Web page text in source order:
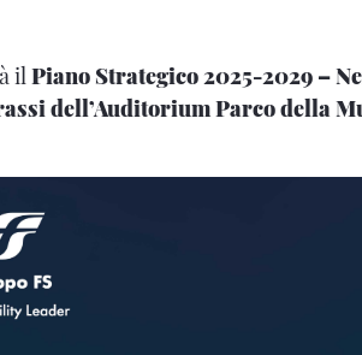
ilPiano Strategico 2025-2029 –
dell’Auditorium Parco della